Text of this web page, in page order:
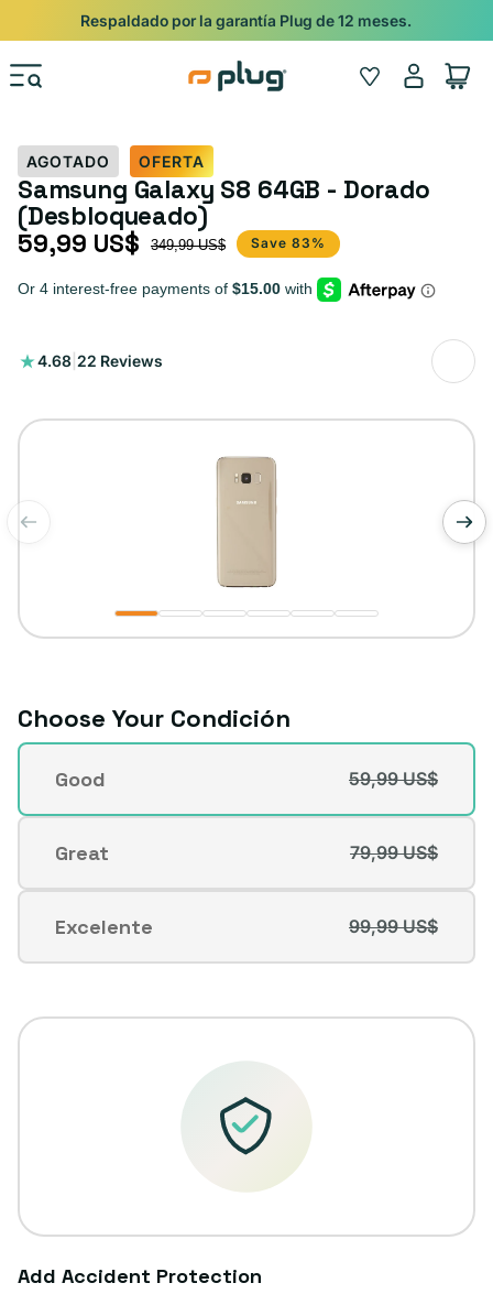
Ir al contenido
Pide con Entrega Nocturna para recibir antes del 24/12.
Wishlist
Iniciar
sesión
Carrito
AGOTADO OFERTA
Samsung Galaxy S8 64GB - Dorado
(Desbloqueado)
Precio de oferta
59,99 US$
Precio habitual 349,99 US$ Save 83%
4.68 22 Reviews
22
Choose Your Condición
Condición
Good
Variante
agotada
o
no
disponible
59,99 US$
Great
Variante
agotada
o
no
disponible
79,99 US$
Excelente
Variante
agotada
no
99,99 US$
Add Accident Protection